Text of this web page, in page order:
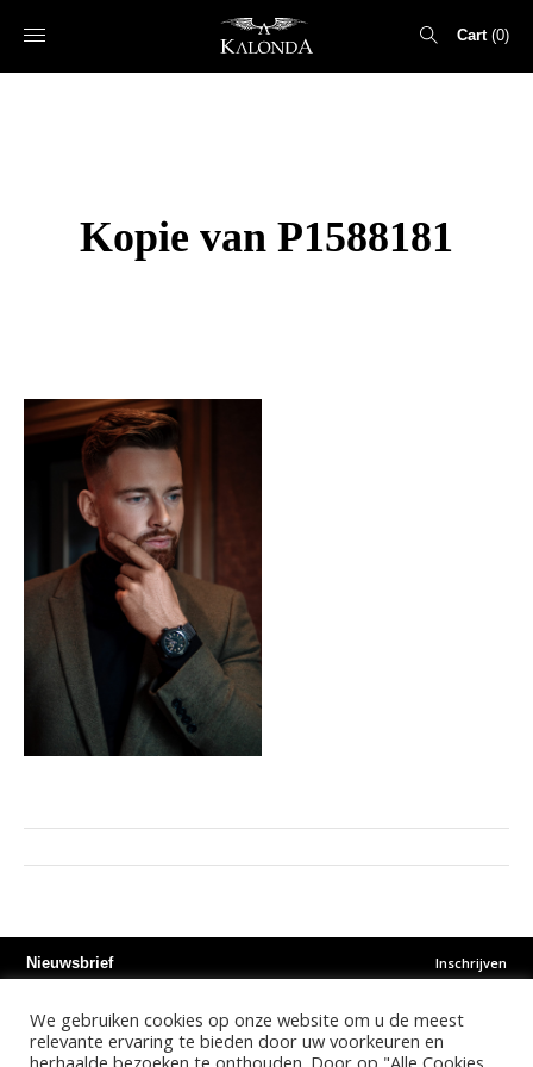
Cart 0
Kopie van P1588181
Nieuwsbrief Inschrijven
Instagram Facebook Youtube
We gebruiken cookies op onze website om u de meest
relevante ervaring te bieden door uw voorkeuren en
herhaalde bezoeken te onthouden. Door op "Alle Cookies